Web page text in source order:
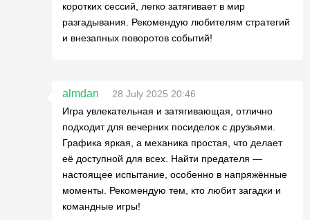
коротких сессий, легко затягивает в мир
разгадывания. Рекомендую любителям стратегий
и внезапных поворотов событий!
almdan
28 July 2025 20:46
Игра увлекательная и затягивающая, отлично
подходит для вечерних посиделок с друзьями.
Графика яркая, а механика простая, что делает
её доступной для всех. Найти предателя —
настоящее испытание, особенно в напряжённые
моменты. Рекомендую тем, кто любит загадки и
командные игры!